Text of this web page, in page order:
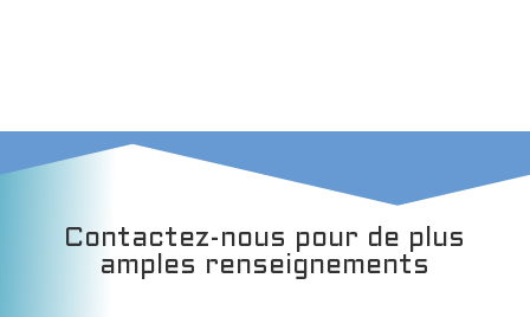
Contactez-nous pour de plus
amples renseignements